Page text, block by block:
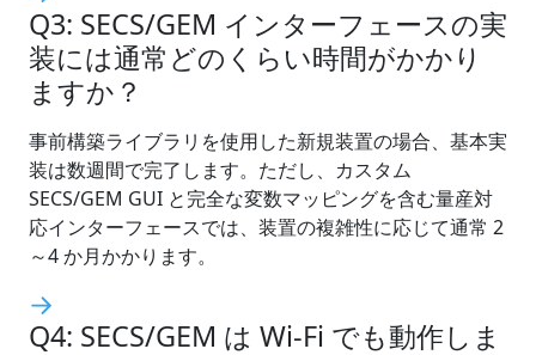
Q3: SECS/GEM インターフェースの実
装には通常どのくらい時間がかかり
ますか？
事前構築ライブラリを使用した新規装置の場合、基本実
装は数週間で完了します。ただし、カスタム
SECS/GEM GUI と完全な変数マッピングを含む量産対
応インターフェースでは、装置の複雑性に応じて通常 2
～4 か月かかります。
Q4: SECS/GEM は Wi-Fi でも動作しま